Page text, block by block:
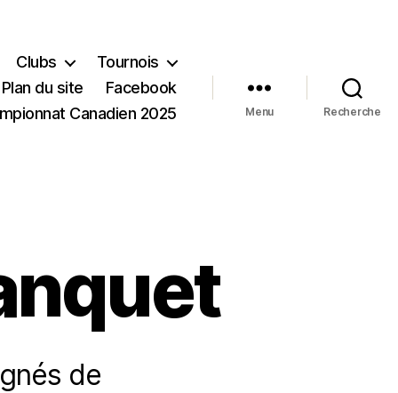
Clubs
Tournois
Plan du site
Facebook
Canadien 2025
Menu Recherche
de